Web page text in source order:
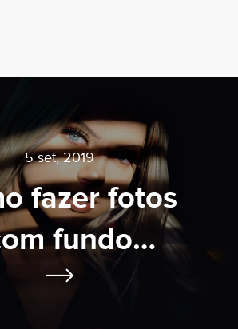
5 set, 2019
fazer fotos
fundo
escuro?